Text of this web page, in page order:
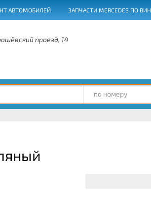
АВТОМОБИЛЕЙ ЗАПЧАСТИ MERCEDES ПО ВИН
проезд, 14
по номеру